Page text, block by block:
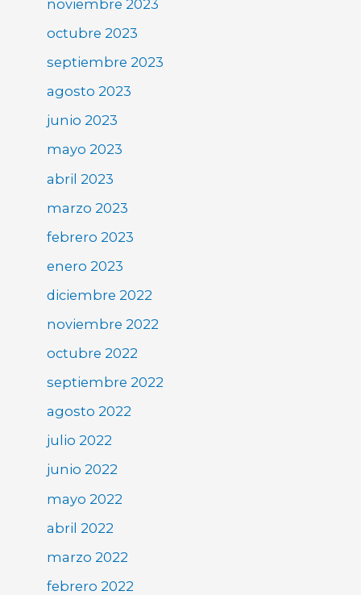
noviembre 2023
octubre 2023
septiembre 2023
agosto 2023
junio 2023
mayo 2023
abril 2023
marzo 2023
febrero 2023
enero 2023
diciembre 2022
noviembre 2022
octubre 2022
septiembre 2022
agosto 2022
julio 2022
junio 2022
mayo 2022
abril 2022
marzo 2022
febrero 2022